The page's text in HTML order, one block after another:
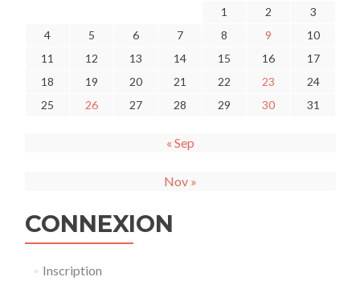
1
2
3
4
5 6 7 8 9
10
11
12 13 14 15 16
17
18
19 20 21 22 23
24
25
26 27 28 29 30 31
« Sep
Nov »
CONNEXION
Inscription